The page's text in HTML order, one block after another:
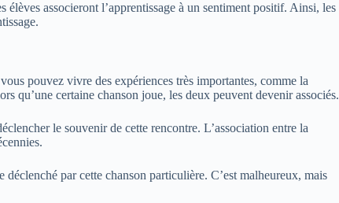
associeront l’apprentissage à un sentiment positif. Ainsi, les
pouvez vivre des expériences très importantes, comme la
qu’une certaine chanson joue, les deux peuvent devenir associés.
le souvenir de cette rencontre. L’association entre la
par cette chanson particulière. C’est malheureux, mais